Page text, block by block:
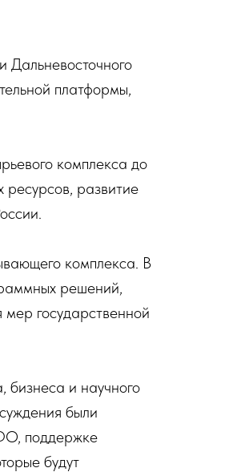
Дальневосточного
платформы,
комплекса до
развитие
комплекса. В
решений,
государственной
и научного
были
поддержке
будут